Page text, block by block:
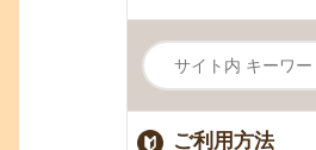
ご利用方法